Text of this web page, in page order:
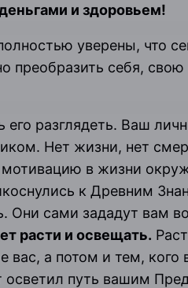
и здоровьем!
уверены, что
преобразить себя,
разглядеть. Ваш
Нет жизни, нет
мотивацию в жизни
к Древним
Они сами зададут вам
расти и освещать.
вас, а потом и тем,
осветил путь вашим